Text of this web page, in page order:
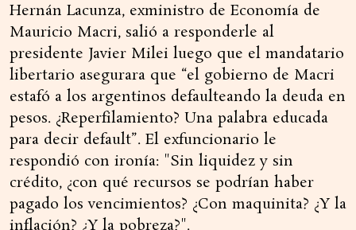
Hernán Lacunza, exministro de Economía de
Mauricio Macri, salió a responderle al
presidente Javier Milei luego que el mandatario
libertario asegurara que “el gobierno de Macri
estafó a los argentinos defaulteando la deuda en
pesos. ¿Reperfilamiento? Una palabra educada
para decir default”. El exfuncionario le
respondió con ironía: "Sin liquidez y sin
crédito, ¿con qué recursos se podrían haber
pagado los vencimientos? ¿Con maquinita? ¿Y la